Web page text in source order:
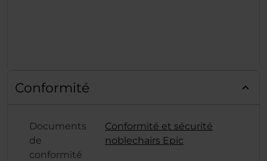
Conformité
Documents
de
conformité
Conformité et sécurité
noblechairs Epic